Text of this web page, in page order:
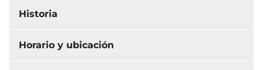
Historia
Horario y ubicación